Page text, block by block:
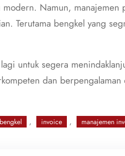
Namun, manajemen
Terutama bengkel yang
untuk segera
dan berpengalaman
bengkel , invoice , manajemen